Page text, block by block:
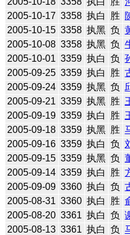
2005-10-17 3358 执白 胜
2005-10-15 3358 执黑 负
2005-10-08 3358 执黑 负
2005-10-01 3359 执白 负
2005-09-25 3359 执白 胜
2005-09-24 3359 执黑 负
2005-09-21 3359 执黑 胜
2005-09-19 3359 执白 胜
2005-09-18 3359 执黑 胜
2005-09-16 3359 执白 负
2005-09-15 3359 执黑 负
2005-09-14 3359 执白 胜
2005-09-09 3360 执白 负
2005-08-31 3360 执白 胜
2005-08-20 3361 执白 负
2005-08-13 3361 执白 负